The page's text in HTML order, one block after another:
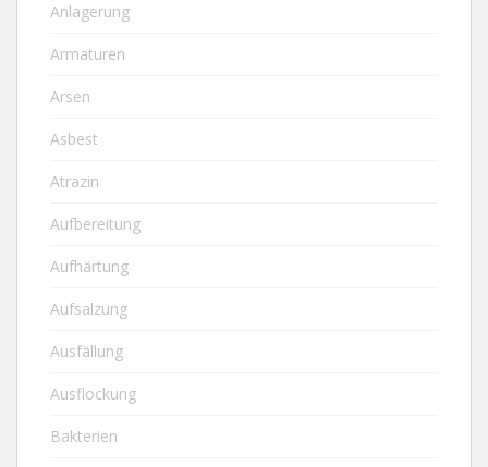
Anlagerung
Armaturen
Arsen
Asbest
Atrazin
Aufbereitung
Aufhärtung
Aufsalzung
Ausfällung
Ausflockung
Bakterien